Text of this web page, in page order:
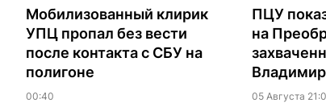
Мобилизованный клирик
УПЦ пропал без вести
после контакта с СБУ на
полигоне
00:40
ПЦУ
на
05 Августа